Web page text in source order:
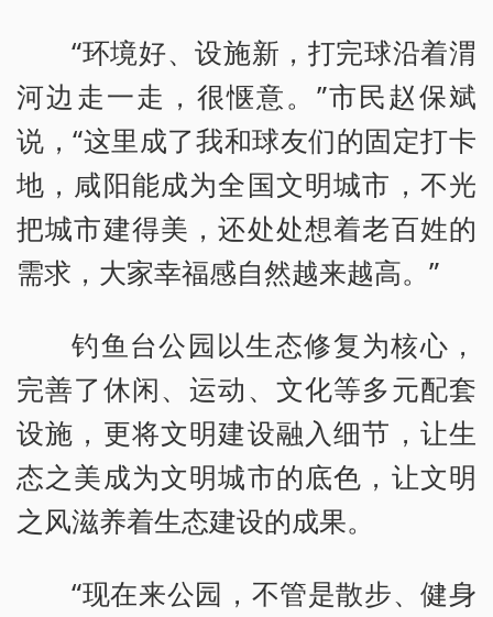
“环境好、设施新，打完球沿着渭
河边走一走，很惬意。”市民赵保斌
说，“这里成了我和球友们的固定打卡
地，咸阳能成为全国文明城市，不光
把城市建得美，还处处想着老百姓的
需求，大家幸福感自然越来越高。”
钓鱼台公园以生态修复为核心，
完善了休闲、运动、文化等多元配套
设施，更将文明建设融入细节，让生
态之美成为文明城市的底色，让文明
之风滋养着生态建设的成果。
“现在来公园，不管是散步、健身